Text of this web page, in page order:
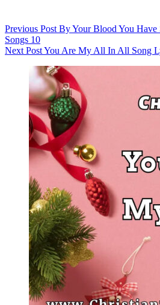
Previous Post By Your Blood You Have
Songs 10
Next PostYou Are My All In All Song